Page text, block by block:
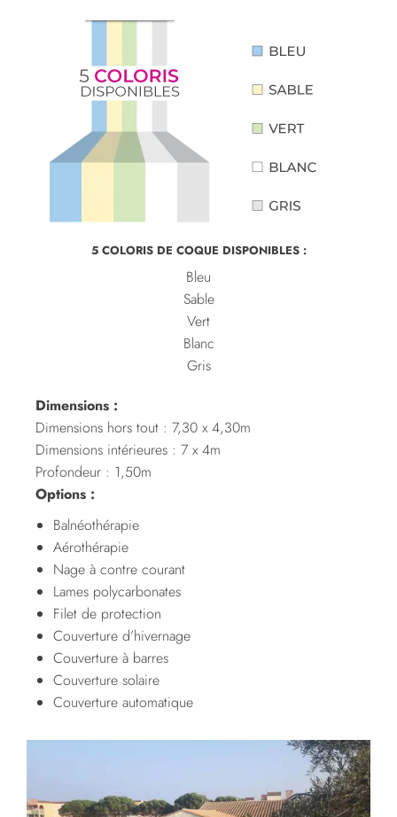
5 COLORIS DE COQUE DISPONIBLES :
Bleu
Sable
Vert
Blanc
Gris
Dimensions :
Dimensions hors tout : 7,30 x 4,30m
Dimensions intérieures : 7 x 4m
Profondeur : 1,50m
Options :
Balnéothérapie
Aérothérapie
Nage à contre courant
Lames polycarbonates
Filet de protection
Couverture d’hivernage
Couverture à barres
Couverture solaire
Couverture automatique